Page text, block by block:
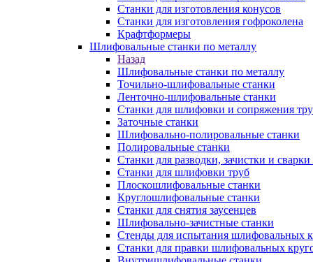
Станки для изготовления конусов
Станки для изготовления гофроколена
Крафтформеры
Шлифовальные станки по металлу
Назад
Шлифовальные станки по металлу
Точильно-шлифовальные станки
Ленточно-шлифовальные станки
Станки для шлифовки и сопряжения
Заточные станки
Шлифовально-полировальные станки
Полировальные станки
Станки для разводки, зачистки и сварки
Станки для шлифовки труб
Плоскошлифовальные станки
Круглошлифовальные станки
Станки для снятия заусенцев
Шлифовально-зачистные станки
Стенды для испытания шлифовальных
Станки для правки шлифовальных